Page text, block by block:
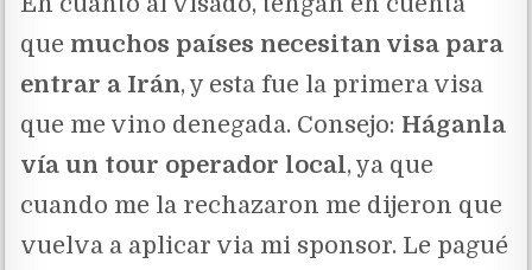
que muchos países necesitan visa para
entrar a Irán, y esta fue la primera visa
que me vino denegada. Consejo: Háganla
vía un tour operador local, ya que
cuando me la rechazaron me dijeron que
vuelva a aplicar via mi sponsor. Le pagué